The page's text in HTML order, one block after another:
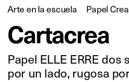
Arte en la escuela Papel
Cartacrea
Papel ELLE ERRE dos
por un lado, rugosa